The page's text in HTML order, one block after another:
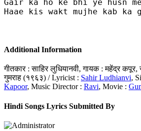
Gair ka ho ke bhi ye husn
Haae kis wakt mujhe kab ka
Additional Information
गीतकार : साहिर लुधियानवी, गायक : महेंद्र कपूर,
गुमराह (१९६३) / Lyricist : Sahir Ludhianvi,
Kapoor, Music Director : Ravi, Movie :
Hindi Songs Lyrics Submitted By